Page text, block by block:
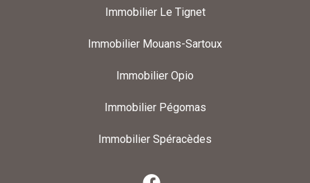
Immobilier Le Tignet
Immobilier Mouans-Sartoux
Immobilier Opio
Immobilier Pégomas
Immobilier Spéracèdes